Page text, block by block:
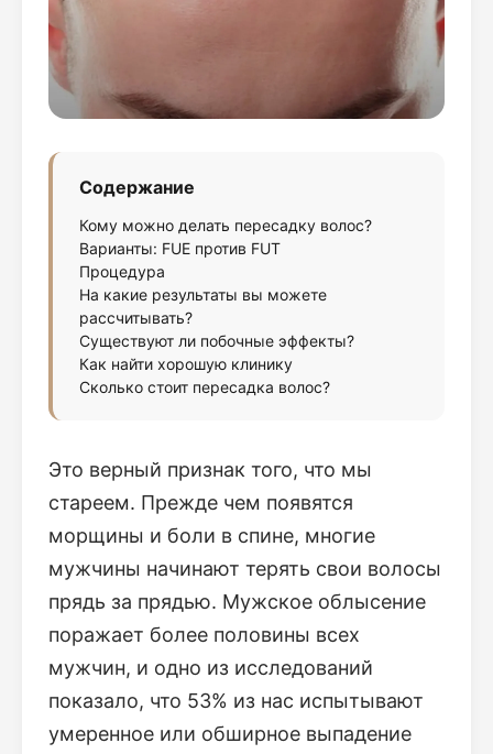
Содержание
Кому можно делать пересадку волос?
Варианты: FUE против FUT
Процедура
На какие результаты вы можете
рассчитывать?
Существуют ли побочные эффекты?
Как найти хорошую клинику
Сколько стоит пересадка волос?
Это верный признак того, что мы
стареем. Прежде чем появятся
морщины и боли в спине, многие
мужчины начинают терять свои волосы
прядь за прядью. Мужское облысение
поражает более половины всех
мужчин, и одно из исследований
показало, что 53% из нас испытывают
умеренное или обширное выпадение